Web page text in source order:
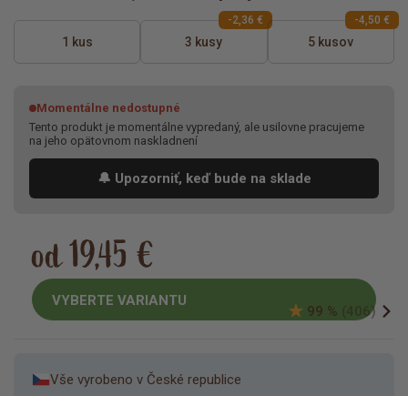
1 kus 3 kusy
-2,36 €
5 kusov
-4,50 €
Momentálne nedostupné
Tento produkt je momentálne vypredaný, ale usilovne pracujeme
na jeho opätovnom naskladnení
🔔 Upozorniť, keď bude na sklade
99 % (406)
od 19,45 €
VYBERTE VARIANTU
Vše vyrobeno v České republice